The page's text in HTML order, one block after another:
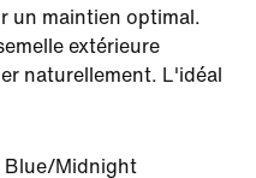
un maintien optimal.
extérieure
naturellement. L'idéal
Blue/Midnight